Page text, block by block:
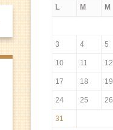
L
M M
3 4 5
10 11 12
17 18 19
24 25 26
31